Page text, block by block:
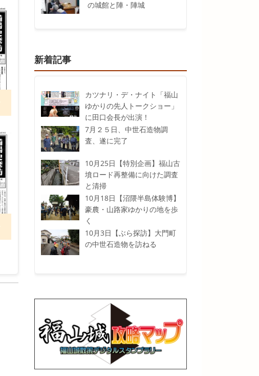
の城館と陣・陣城
新着記事
カツナリ・デ・ナイト「福山
ゆかりの先人トークショー」
に田口会長が出演！
7月２５日、中世石造物調
査、遂に完了
10月25日【特別企画】福山古
墳ロード再整備に向けた調査
と清掃
10月18日【沼隈半島体験博】
豪農・山路家ゆかりの地を歩
く
10月3日【ぶら探訪】大門町
の中世石造物を訪ねる